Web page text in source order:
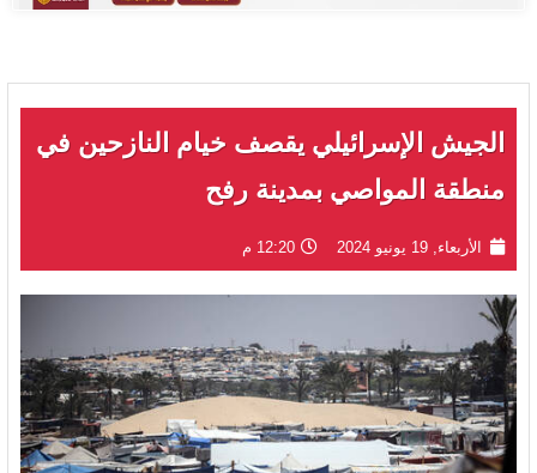
الجيش الإسرائيلي يقصف خيام النازحين في
منطقة المواصي بمدينة رفح
الأربعاء, 19 يونيو 2024 12:20 م